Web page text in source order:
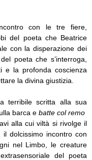
con le tre fiere,
del poeta che Beatrice
con la disperazione dei
poeta che s’interroga,
la profonda coscienza
la divina giustizia.
terribile scritta alla sua
barca e batte col remo
alla cui viltà si rivolge il
dolcissimo incontro con
nel Limbo, le creature
del poeta